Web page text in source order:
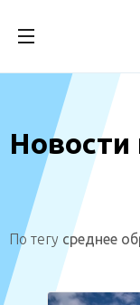
Новости
По тегу среднее